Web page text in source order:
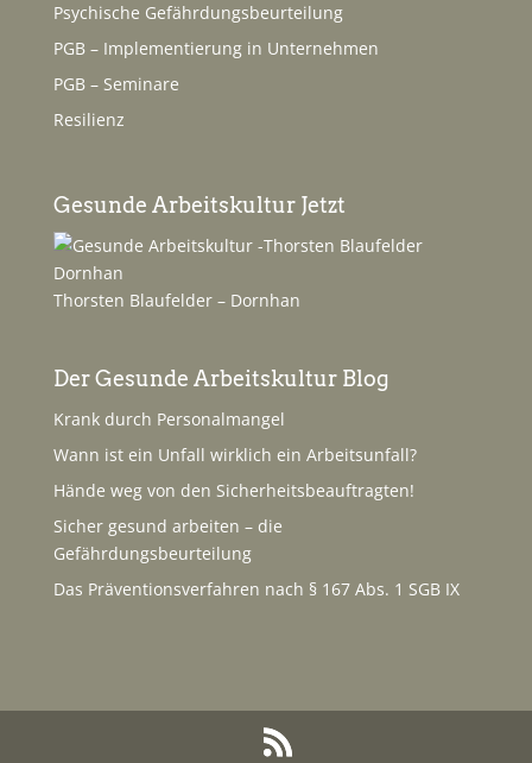
Psychische Gefährdungsbeurteilung
PGB – Implementierung in Unternehmen
PGB – Seminare
Resilienz
Gesunde Arbeitskultur Jetzt
Thorsten Blaufelder – Dornhan
Der Gesunde Arbeitskultur Blog
Krank durch Personalmangel
Wann ist ein Unfall wirklich ein Arbeitsunfall?
Hände weg von den Sicherheitsbeauftragten!
Sicher gesund arbeiten – die
Gefährdungsbeurteilung
Das Präventionsverfahren nach § 167 Abs. 1 SGB IX